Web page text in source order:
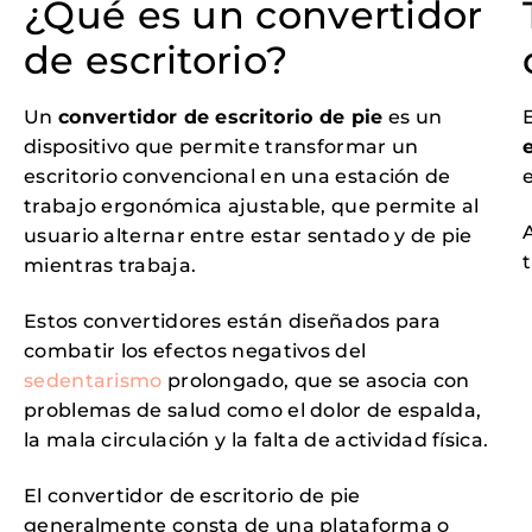
¿Qué es un convertidor
de escritorio?
Un convertidor de escritorio de pie es un
dispositivo que permite transformar un
escritorio convencional en una estación de
trabajo ergonómica ajustable, que permite al
usuario alternar entre estar sentado y de pie
mientras trabaja.
Estos convertidores están diseñados para
combatir los efectos negativos del
sedentarismo prolongado, que se asocia con
problemas de salud como el dolor de espalda,
la mala circulación y la falta de actividad física.
El convertidor de escritorio de pie
generalmente consta de una plataforma o